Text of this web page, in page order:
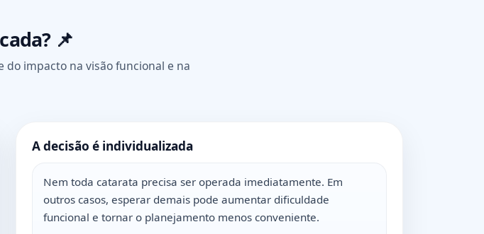
📌
do impacto na visão funcional e na
A decisão é individualizada
Nem toda catarata precisa ser operada imediatamente. Em
outros casos, esperar demais pode aumentar dificuldade
funcional e tornar o planejamento menos conveniente.